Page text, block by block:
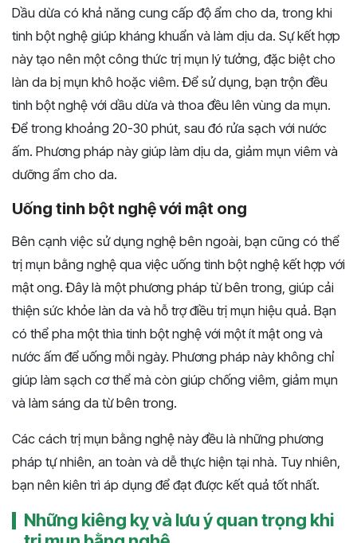
Dầu dừa có khả năng cung cấp độ ẩm cho da, trong khi
tinh bột nghệ giúp kháng khuẩn và làm dịu da. Sự kết hợp
này tạo nên một công thức trị mụn lý tưởng, đặc biệt cho
làn da bị mụn khô hoặc viêm. Để sử dụng, bạn trộn đều
tinh bột nghệ với dầu dừa và thoa đều lên vùng da mụn.
Để trong khoảng 20-30 phút, sau đó rửa sạch với nước
ấm. Phương pháp này giúp làm dịu da, giảm mụn viêm và
dưỡng ẩm cho da.
Uống tinh bột nghệ với mật ong
Bên cạnh việc sử dụng nghệ bên ngoài, bạn cũng có thể
trị mụn bằng nghệ qua việc uống tinh bột nghệ kết hợp với
mật ong. Đây là một phương pháp từ bên trong, giúp cải
thiện sức khỏe làn da và hỗ trợ điều trị mụn hiệu quả. Bạn
có thể pha một thìa tinh bột nghệ với một ít mật ong và
nước ấm để uống mỗi ngày. Phương pháp này không chỉ
giúp làm sạch cơ thể mà còn giúp chống viêm, giảm mụn
và làm sáng da từ bên trong.
Các cách trị mụn bằng nghệ này đều là những phương
pháp tự nhiên, an toàn và dễ thực hiện tại nhà. Tuy nhiên,
bạn nên kiên trì áp dụng để đạt được kết quả tốt nhất.
Những kiêng kỵ và lưu ý quan trọng khi